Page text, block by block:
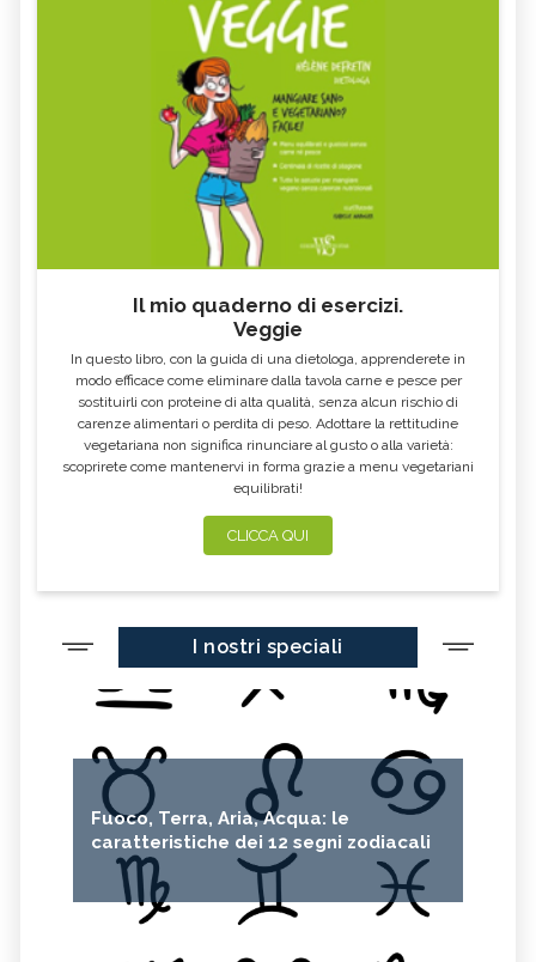
Il mio quaderno di esercizi.
Veggie
In questo libro, con la guida di una dietologa, apprenderete in
modo efficace come eliminare dalla tavola carne e pesce per
sostituirli con proteine di alta qualità, senza alcun rischio di
carenze alimentari o perdita di peso. Adottare la rettitudine
vegetariana non significa rinunciare al gusto o alla varietà:
scoprirete come mantenervi in forma grazie a menu vegetariani
equilibrati!
CLICCA QUI
I nostri speciali
Fuoco, Terra, Aria, Acqua: le
caratteristiche dei 12 segni zodiacali